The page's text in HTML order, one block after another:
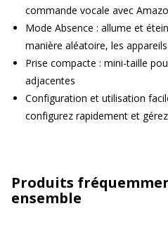
commande vocale avec
Mode Absence : allume et
manière aléatoire, les
Prise compacte : mini-taille
adjacentes
Configuration et utilisation
configurez rapidement et
Produits
ensemble